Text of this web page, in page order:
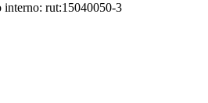
interno: rut:15040050-3